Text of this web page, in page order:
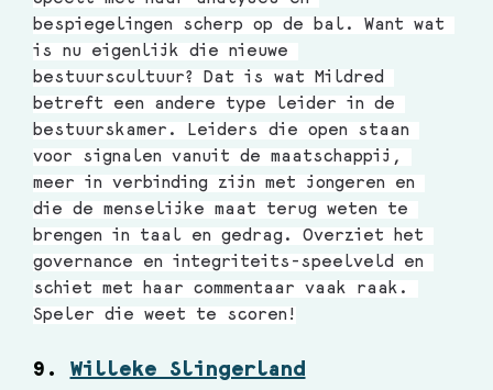
bespiegelingen scherp op de bal. Want wat
is nu eigenlijk die nieuwe
bestuurscultuur? Dat is wat Mildred
betreft een andere type leider in de
bestuurskamer. Leiders die open staan
voor signalen vanuit de maatschappij,
meer in verbinding zijn met jongeren en
die de menselijke maat terug weten te
brengen in taal en gedrag. Overziet het
governance en integriteits-speelveld en
schiet met haar commentaar vaak raak.
Speler die weet te scoren!
9. Willeke Slingerland